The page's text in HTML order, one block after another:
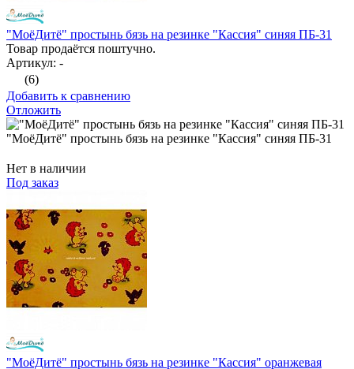
"МоёДитё" простынь бязь на резинке "Кассия" синяя ПБ-31
Товар продаётся поштучно.
Артикул: -
(6)
Добавить к сравнению
Отложить
"МоёДитё" простынь бязь на резинке "Кассия" синяя ПБ-31
Нет в наличии
Под заказ
"МоёДитё" простынь бязь на резинке "Кассия" оранжевая